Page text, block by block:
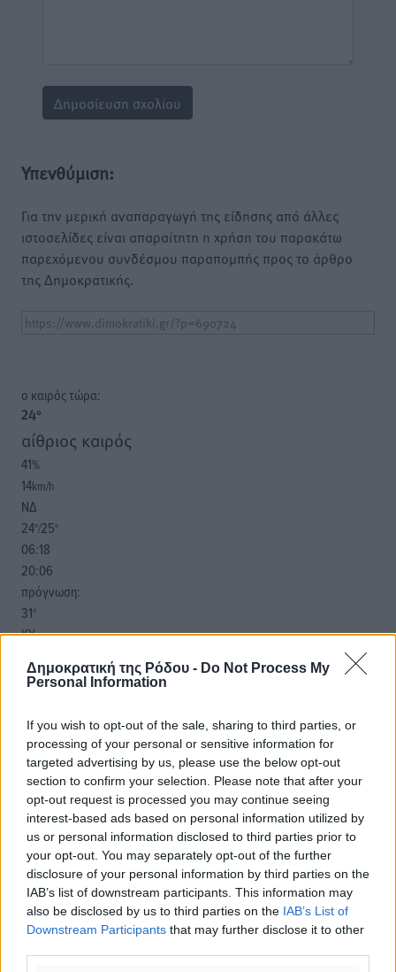
Δημοκρατική της Ρόδου - Do Not Process My
Personal Information
If you wish to opt-out of the sale, sharing to third parties, or
processing of your personal or sensitive information for
targeted advertising by us, please use the below opt-out
section to confirm your selection. Please note that after your
opt-out request is processed you may continue seeing
interest-based ads based on personal information utilized by
us or personal information disclosed to third parties prior to
your opt-out. You may separately opt-out of the further
disclosure of your personal information by third parties on the
IAB’s list of downstream participants. This information may
also be disclosed by us to third parties on the IAB’s List of
Downstream Participants that may further disclose it to other
Υπενθύμιση:
Για την μερική αναπαραγωγή της είδησης από άλλες
ιστοσελίδες είναι απαραίτητη η χρήση του παρακάτω
παρεχόμενου συνδέσμου παραπομπής προς το άρθρο
της Δημοκρατικής.
o καιρός τώρα:
24°
αίθριος καιρός
41%
14km/h
ΝΔ
24°/25°
06:18
20:06
πρόγνωση:
31°
ΚΥ
ΔΕ
ΤΡ
28°
ΤΕ